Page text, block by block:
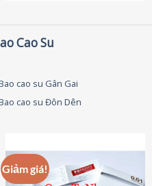
thể.
tùy
thể
được
chọn
Cao Su
cao su Gân Gai
cao su Đôn Dên
Giảm giá!